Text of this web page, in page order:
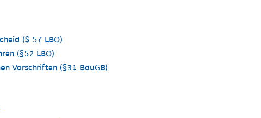
($ 57 LBO)
(§52 LBO)
Vorschriften (§31 BauGB)